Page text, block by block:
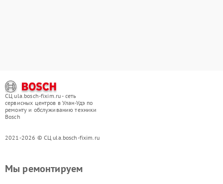
СЦ ula.bosch-fixim.ru - сеть
сервисных центров в Улан-Удэ по
ремонту и обслуживанию техники
Bosch
2021-2026 © СЦ ula.bosch-fixim.ru
Мы ремонтируем